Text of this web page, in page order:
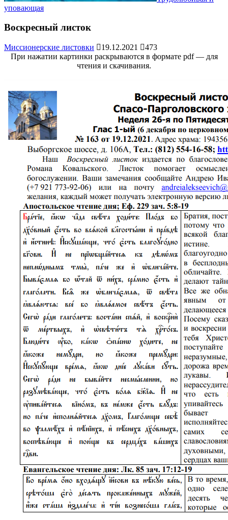
уповающая
Воскресный листок
Миссионерские листовки 19.12.2021
473
При нажатии картинки раскрываются в формате pdf — для
чтения и скачивания.